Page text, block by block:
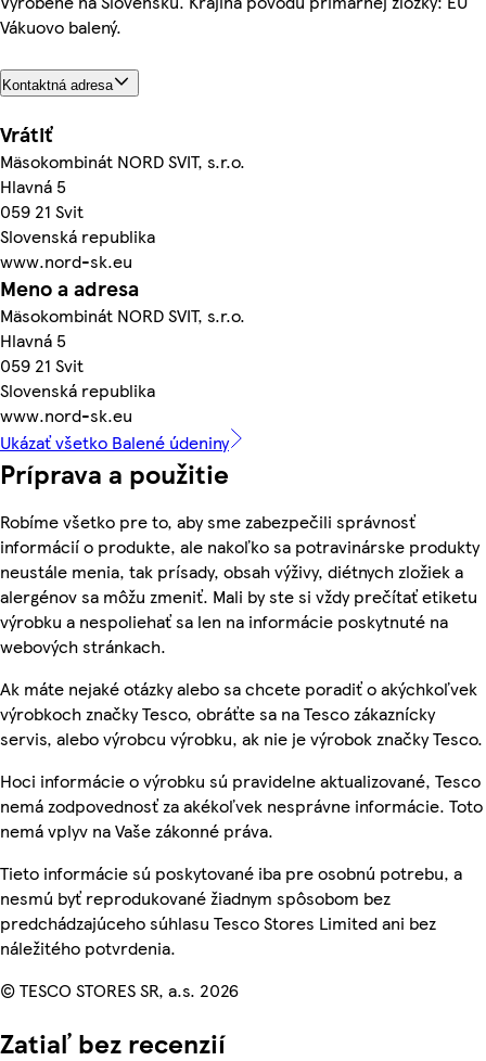
Vákuovo balený.
Kontaktná adresa
Vrátiť
Mäsokombinát NORD SVIT, s.r.o.
Hlavná 5
059 21 Svit
Slovenská republika
www.nord-sk.eu
Meno a adresa
Mäsokombinát NORD SVIT, s.r.o.
Hlavná 5
059 21 Svit
Slovenská republika
www.nord-sk.eu
Ukázať všetko Balené údeniny
Príprava a použitie
Robíme všetko pre to, aby sme zabezpečili správnosť
informácií o produkte, ale nakoľko sa potravinárske produkty
neustále menia, tak prísady, obsah výživy, diétnych zložiek a
alergénov sa môžu zmeniť. Mali by ste si vždy prečítať etiketu
výrobku a nespoliehať sa len na informácie poskytnuté na
webových stránkach.
Ak máte nejaké otázky alebo sa chcete poradiť o akýchkoľvek
výrobkoch značky Tesco, obráťte sa na Tesco zákaznícky
servis, alebo výrobcu výrobku, ak nie je výrobok značky Tesco.
Hoci informácie o výrobku sú pravidelne aktualizované, Tesco
nemá zodpovednosť za akékoľvek nesprávne informácie. Toto
nemá vplyv na Vaše zákonné práva.
Tieto informácie sú poskytované iba pre osobnú potrebu, a
nesmú byť reprodukované žiadnym spôsobom bez
predchádzajúceho súhlasu Tesco Stores Limited ani bez
náležitého potvrdenia.
© TESCO STORES SR, a.s. 2026
Zatiaľ bez recenzií